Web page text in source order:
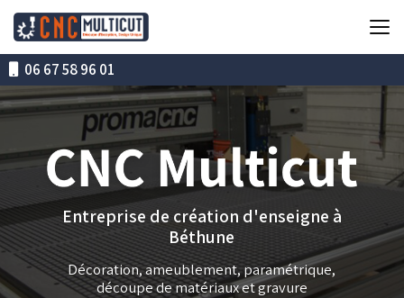
contenu
principal06 67 58 96 01
Entreprise de création d'enseigne à
Béthune
Décoration, ameublement, paramétrique,
découpe de matériaux et gravure